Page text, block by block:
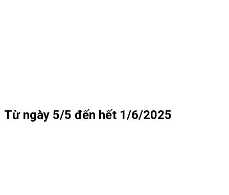
Từ ngày 5/5 đến hết 1/6/2025